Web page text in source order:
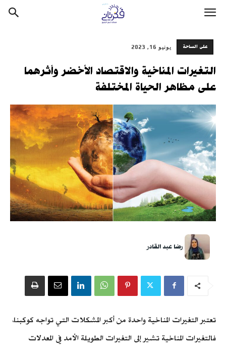
على الساحة يونيو 16, 2023
التغيرات المناخية والاقتصاد الأخضر وأثرهما
على مظاهر الحياة المختلفة
رضا عبد القادر
تعتبر التغيرات المناخية واحدة من أكبر المشكلات التي تواجه كوكبنا،
فالتغيرات المناخية تشير إلى التغيرات الطويلة الأمد في المعدلات